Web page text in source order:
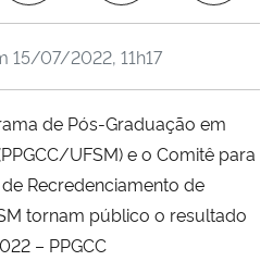
e Comunicações
15/07/2022, 11h17
de Pós-Graduação em
UFSM) e o Comitê para
Recredenciamento de
tornam público o resultado
– PPGCC